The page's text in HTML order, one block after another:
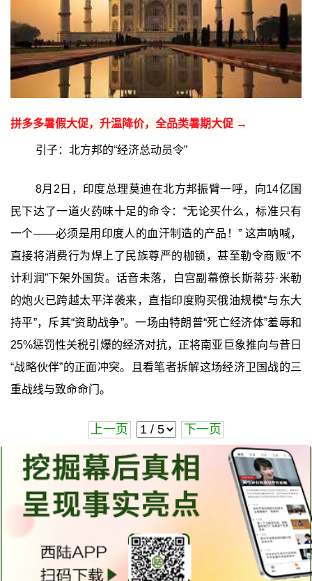
拼多多暑假大促，升温降价，全品类暑期大促 →
引子：北方邦的“经济总动员令”
8月2日，印度总理莫迪在北方邦振臂一呼，向14亿国
民下达了一道火药味十足的命令：“无论买什么，标准只有
一个——必须是用印度人的血汗制造的产品！” 这声呐喊，
直接将消费行为焊上了民族尊严的枷锁，甚至勒令商贩“不
计利润”下架外国货。话音未落，白宫副幕僚长斯蒂芬·米勒
的炮火已跨越太平洋袭来，直指印度购买俄油规模“与东大
持平”，斥其“资助战争”。一场由特朗普“死亡经济体”羞辱和
25%惩罚性关税引爆的经济对抗，正将南亚巨象推向与昔日
“战略伙伴”的正面冲突。且看笔者拆解这场经济卫国战的三
重战线与致命命门。
上一页 下一页